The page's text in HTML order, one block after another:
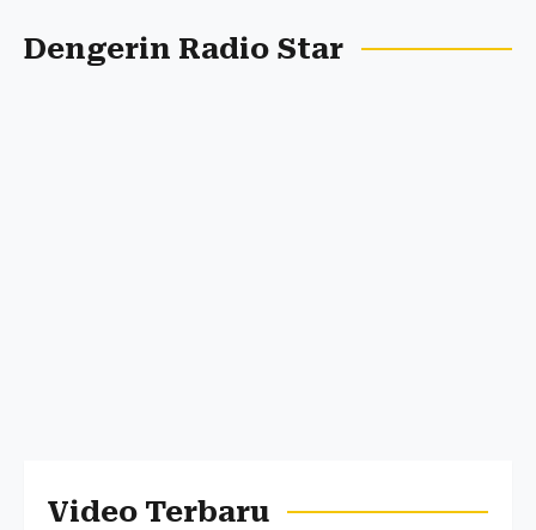
Dengerin Radio Star
Video Terbaru